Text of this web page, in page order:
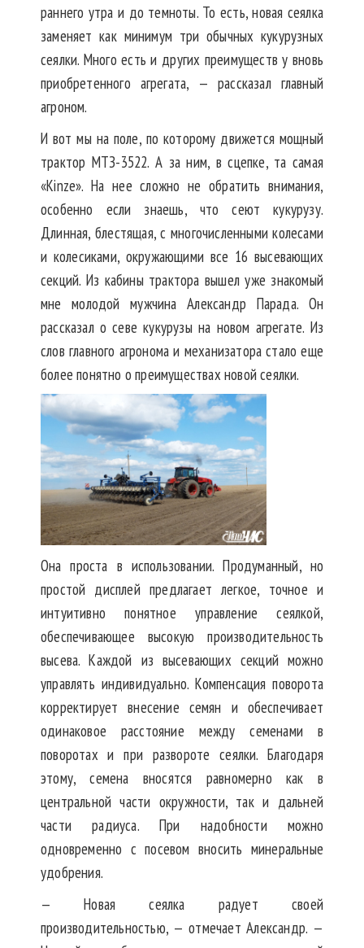
раннего утра и до темноты. То есть, новая сеялка
заменяет как минимум три обычных кукурузных
сеялки. Много есть и других преимуществ у вновь
приобретенного агрегата, — рассказал главный
агроном.
И вот мы на поле, по которому движется мощный
трактор МТЗ-3522. А за ним, в сцепке, та самая
«Kinze». На нее сложно не обратить внимания,
особенно если знаешь, что сеют кукурузу.
Длинная, блестящая, с многочисленными колесами
и колесиками, окружающими все 16 высевающих
секций. Из кабины трактора вышел уже знакомый
мне молодой мужчина Александр Парада. Он
рассказал о севе кукурузы на новом агрегате. Из
слов главного агронома и механизатора стало еще
более понятно о преимуществах новой сеялки.
Она проста в использовании. Продуманный, но
простой дисплей предлагает легкое, точное и
интуитивно понятное управление сеялкой,
обеспечивающее высокую производительность
высева. Каждой из высевающих секций можно
управлять индивидуально. Компенсация поворота
корректирует внесение семян и обеспечивает
одинаковое расстояние между семенами в
поворотах и при развороте сеялки. Благодаря
этому, семена вносятся равномерно как в
центральной части окружности, так и дальней
части радиуса. При надобности можно
одновременно с посевом вносить минеральные
удобрения.
— Новая сеялка радует своей
производительностью, — отмечает Александр. —